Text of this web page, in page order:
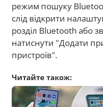
режим пошуку
слід відкрити
розділ Bluetooth або
натиснути "Додати
пристроїв".
Читайте також: